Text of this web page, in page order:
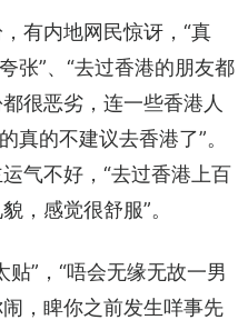
有内地网民惊讶，“真
张”、“去过香港的朋友都
很恶劣，连一些香港人
真的不建议去香港了”。
气不好，“去过香港上百
，感觉很舒服”。
”，“唔会无缘无故一男
，睥你之前发生咩事先